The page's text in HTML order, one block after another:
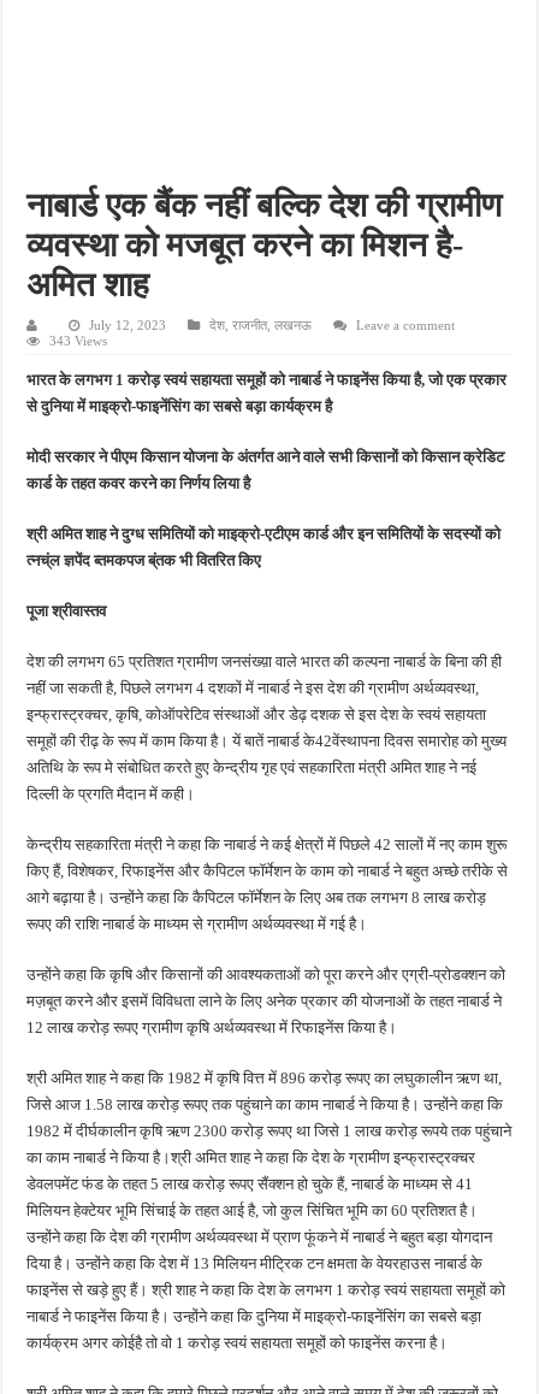
नाबार्ड एक बैंक नहीं बल्कि देश की ग्रामीण
व्यवस्था को मजबूत करने का मिशन है-
अमित शाह
July 12, 2023 देश ,राजनीत,लखनऊ
Leave a comment
343 Views
भारत के लगभग 1 करोड़ स्वयं सहायता समूहों को नाबार्ड ने फाइनेंस किया है, जो एक प्रकार
से दुनिया में माइक्रो-फाइनेंसिंग का सबसे बड़ा कार्यक्रम है
मोदी सरकार ने पीएम किसान योजना के अंतर्गत आने वाले सभी किसानों को किसान क्रेडिट
कार्ड के तहत कवर करने का निर्णय लिया है
श्री अमित शाह ने दुग्ध समितियों को माइक्रो-एटीएम कार्ड और इन समितियों के सदस्यों को
त्नच्ंल ज्ञपेंद ब्तमकपज ब्ंतक भी वितरित किए
पूजा श्रीवास्तव
देश की लगभग 65 प्रतिशत ग्रामीण जनसंख्य़ा वाले भारत की कल्पना नाबार्ड के बिना की ही
नहीं जा सकती है, पिछले लगभग 4 दशकों में नाबार्ड ने इस देश की ग्रामीण अर्थव्यवस्था,
इन्फ्रास्ट्रक्चर, कृषि, कोऑपरेटिव संस्थाओं और डेढ़ दशक से इस देश के स्वयं सहायता
समूहों की रीढ़ के रूप में काम किया है। यें बातें नाबार्ड के42वेंस्थापना दिवस समारोह को मुख्य
अतिथि के रूप मे संबोधित करते हुए केन्द्रीय गृह एवं सहकारिता मंत्री अमित शाह ने नई
दिल्ली के प्रगति मैदान में कही।
केन्द्रीय सहकारिता मंत्री ने कहा कि नाबार्ड ने कई क्षेत्रों में पिछले 42 सालों में नए काम शुरू
किए हैं, विशेषकर, रिफाइनेंस और कैपिटल फॉर्मेशन के काम को नाबार्ड ने बहुत अच्छे तरीके से
आगे बढ़ाया है। उन्होंने कहा कि कैपिटल फॉर्मेशन के लिए अब तक लगभग 8 लाख करोड़
रूपए की राशि नाबार्ड के माध्यम से ग्रामीण अर्थव्यवस्था में गई है।
उन्होंने कहा कि कृषि और किसानों की आवश्यकताओं को पूरा करने और एग्री-प्रोडक्शन को
मज़बूत करने और इसमें विविधता लाने के लिए अनेक प्रकार की योजनाओं के तहत नाबार्ड ने
12 लाख करोड़ रूपए ग्रामीण कृषि अर्थव्यवस्था में रिफाइनेंस किया है।
श्री अमित शाह ने कहा कि 1982 में कृषि वित्त में 896 करोड़ रूपए का लघुकालीन ऋण था,
जिसे आज 1.58 लाख करोड़ रूपए तक पहुंचाने का काम नाबार्ड ने किया है। उन्होंने कहा कि
1982 में दीर्घकालीन कृषि ऋण 2300 करोड़ रूपए था जिसे 1 लाख करोड़ रूपये तक पहुंचाने
का काम नाबार्ड ने किया है।श्री अमित शाह ने कहा कि देश के ग्रामीण इन्फ्रास्ट्रक्चर
डेवलपमेंट फंड के तहत 5 लाख करोड़ रूपए सैंक्शन हो चुके हैं, नाबार्ड के माध्यम से 41
मिलियन हेक्टेयर भूमि सिंचाई के तहत आई है, जो कुल सिंचित भूमि का 60 प्रतिशत है।
उन्होंने कहा कि देश की ग्रामीण अर्थव्यवस्था में प्राण फूंकने में नाबार्ड ने बहुत बड़ा योगदान
दिया है। उन्होंने कहा कि देश में 13 मिलियन मीट्रिक टन क्षमता के वेयरहाउस नाबार्ड के
फाइनेंस से खड़े हुए हैं। श्री शाह ने कहा कि देश के लगभग 1 करोड़ स्वयं सहायता समूहों को
नाबार्ड ने फाइनेंस किया है। उन्होंने कहा कि दुनिया में माइक्रो-फाइनेंसिंग का सबसे बड़ा
कार्यक्रम अगर कोईहै तो वो 1 करोड़ स्वयं सहायता समूहों को फाइनेंस करना है।